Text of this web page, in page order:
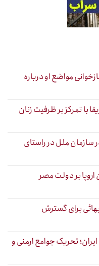
مواضع او درباره
با تمرکز بر ظرفیت زنان
سازمان ملل در راستای
اروپا بر دولت مصر
برای گسترش
ایران؛ تحریک جوامع ارمنی و